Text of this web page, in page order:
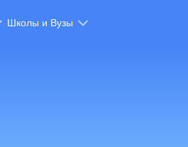
Школы и Вузы